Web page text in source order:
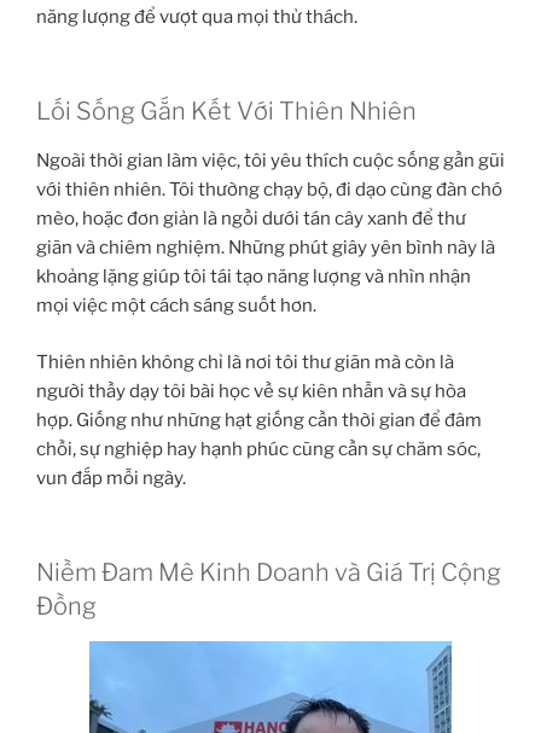
năng lượng để vượt qua mọi thử thách.
Lối Sống Gắn Kết Với Thiên Nhiên
Ngoài thời gian làm việc, tôi yêu thích cuộc sống gần gũi
với thiên nhiên. Tôi thường chạy bộ, đi dạo cùng đàn chó
mèo, hoặc đơn giản là ngồi dưới tán cây xanh để thư
giãn và chiêm nghiệm. Những phút giây yên bình này là
khoảng lặng giúp tôi tái tạo năng lượng và nhìn nhận
mọi việc một cách sáng suốt hơn.
Thiên nhiên không chỉ là nơi tôi thư giãn mà còn là
người thầy dạy tôi bài học về sự kiên nhẫn và sự hòa
hợp. Giống như những hạt giống cần thời gian để đâm
chồi, sự nghiệp hay hạnh phúc cũng cần sự chăm sóc,
vun đắp mỗi ngày.
Niềm Đam Mê Kinh Doanh và Giá Trị Cộng
Đồng